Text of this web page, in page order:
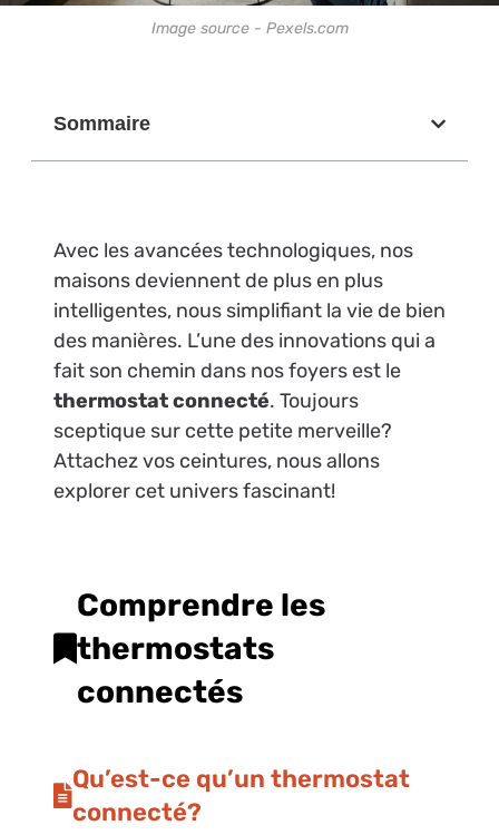
Image source - Pexels.com
Sommaire
Avec les avancées technologiques, nos
maisons deviennent de plus en plus
intelligentes, nous simplifiant la vie de bien
des manières. L’une des innovations qui a
fait son chemin dans nos foyers est le
thermostat connecté. Toujours
sceptique sur cette petite merveille?
Attachez vos ceintures, nous allons
explorer cet univers fascinant!
Comprendre les
thermostats
connectés
Qu’est-ce qu’un thermostat
connecté?